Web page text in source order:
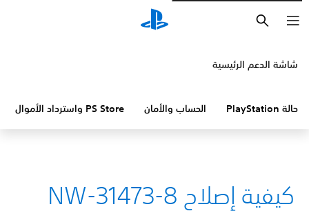
شاشة الدعم الرئيسية
حالة PlayStation الحساب والأمان PS Store واسترداد الأموال
كيفية إصلاح NW-31473-8